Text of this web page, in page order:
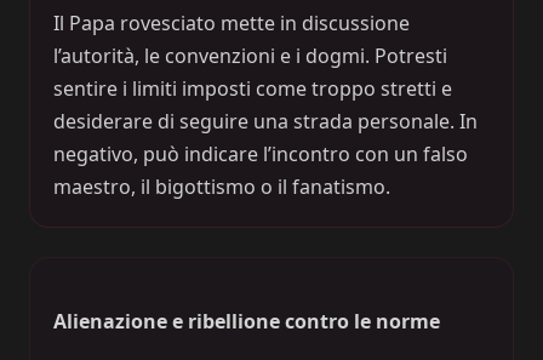
Il Papa rovesciato mette in discussione
l’autorità, le convenzioni e i dogmi. Potresti
sentire i limiti imposti come troppo stretti e
desiderare di seguire una strada personale. In
negativo, può indicare l’incontro con un falso
maestro, il bigottismo o il fanatismo.
Alienazione e ribellione contro le norme